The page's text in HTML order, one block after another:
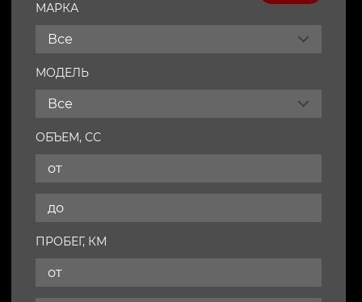
МАРКА
Все
МОДЕЛЬ
Все
ОБЪЕМ, СС
ПРОБЕГ, КМ